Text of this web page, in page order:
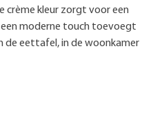
crème kleur zorgt voor een
moderne touch toevoegt
de eettafel, in de woonkamer